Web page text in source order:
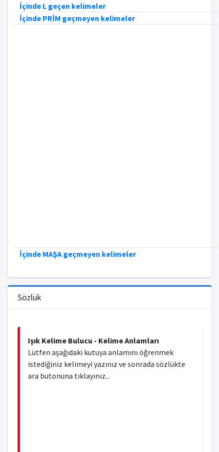
İçinde L geçen kelimeler
İçinde PRİM geçmeyen kelimeler
İçinde MAŞA geçmeyen kelimeler
Sözlük
Işık Kelime Bulucu - Kelime Anlamları
Lütfen aşağıdaki kutuya anlamını öğrenmek
istediğiniz kelimeyi yazınız ve sonrada sözlükte
ara butonuna tıklayınız...